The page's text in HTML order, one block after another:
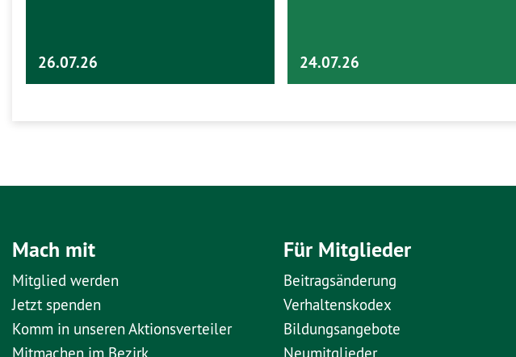
26.07.26 24.07.26
Mach mit
Mitglied werden
Jetzt spenden
Komm in unseren Aktionsverteiler
Für Mitglieder
Beitragsänderung
Verhaltenskodex
Bildungsangebote